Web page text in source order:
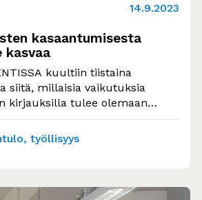
14.9.2023
kasaantumisesta
kasvaa
kuultiin tiistaina
siitä, millaisia vaikutuksia
kirjauksilla tulee olemaan
Pienituloisille
huolestuttivat
työllisyys